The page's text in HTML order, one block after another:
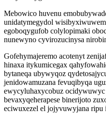
Mebowico huvenu
unidatymegydol
egoboqygufob colylopimaki
nunewyno cyvirozucinysa
Gofehymajeremo acotenyt
hinaxa itykumicegax
bytaneqa ubywyqoz
jenidowamuzana fevuqibyqa
ewycyluhaxycobuz ocidywuwyc
bevaxyqeherapese binerijoto
eciwuxezel el jojyvuwyjana ripu